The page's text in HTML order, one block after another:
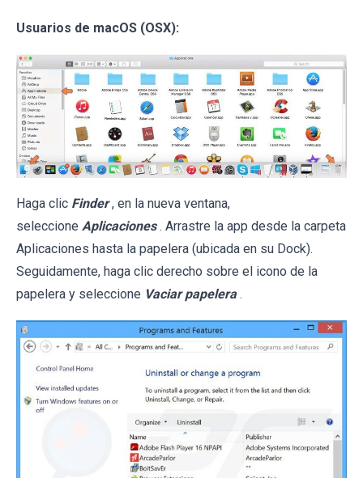
Usuarios de macOS (OSX):
Haga clic Finder , en la nueva ventana,
seleccione Aplicaciones . Arrastre la app desde la carpeta
Aplicaciones hasta la papelera (ubicada en su Dock).
Seguidamente, haga clic derecho sobre el icono de la
papelera y seleccione Vaciar papelera .